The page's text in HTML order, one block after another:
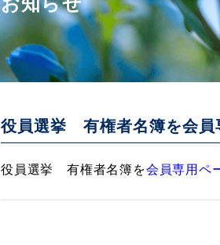
役員選挙 有権者名簿を会員
役員選挙 有権者名簿を会員専用ペ